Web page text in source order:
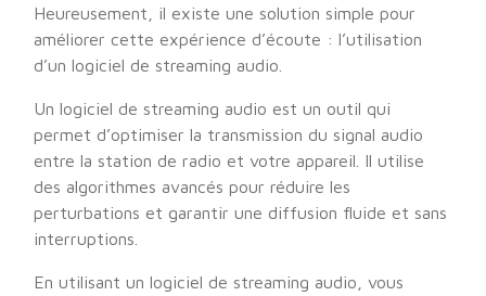
Heureusement, il existe une solution simple pour
améliorer cette expérience d’écoute : l’utilisation
d’un logiciel de streaming audio.
Un logiciel de streaming audio est un outil qui
permet d’optimiser la transmission du signal audio
entre la station de radio et votre appareil. Il utilise
des algorithmes avancés pour réduire les
perturbations et garantir une diffusion fluide et sans
interruptions.
En utilisant un logiciel de streaming audio, vous